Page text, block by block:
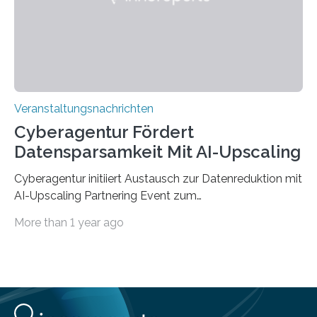
Veranstaltungsnachrichten
Cyberagentur Fördert
Datensparsamkeit Mit AI-Upscaling
Cyberagentur initiiert Austausch zur Datenreduktion mit
AI-Upscaling Partnering Event zum
innovative DatenverarbeitungDie Agentur für
Entwicklung von Technologien zur gezielten
Datenreduktion und Rekonstruktion in schwierigen
More than 1 year ago